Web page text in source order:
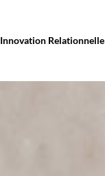
Innovation Relationnelle